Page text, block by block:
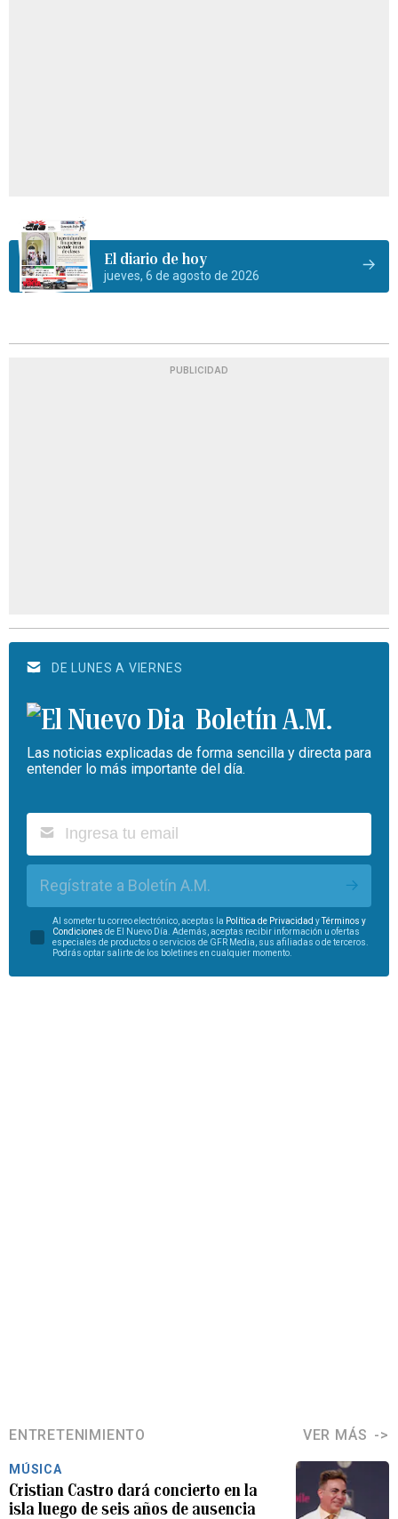
El diario de hoy
jueves, 6 de agosto de 2026
PUBLICIDAD
DE LUNES A VIERNES
Boletín A.M.
Las noticias explicadas de forma sencilla y directa para
entender lo más importante del día.
Regístrate a Boletín A.M.
Al someter tu correo electrónico, aceptas la Política de Privacidad yTérminos y
Condiciones de El Nuevo Día. Además, aceptas recibir información u ofertas
especiales de productos o servicios de GFR Media, sus afiliadas o de terceros.
Podrás optar salirte de los boletines en cualquier momento.
ENTRETENIMIENTO VER MÁS
MÚSICA
Cristian Castro dará concierto en la
isla luego de seis años de ausencia